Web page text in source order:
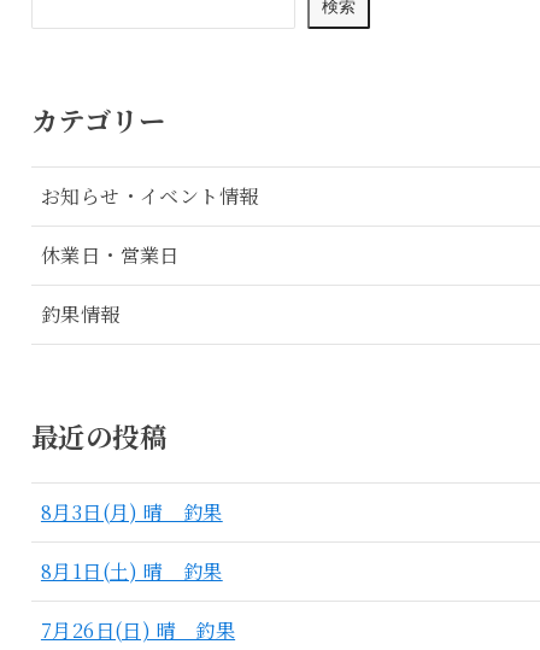
検索
カテゴリー
お知らせ・イベント情報
休業日・営業日
釣果情報
最近の投稿
8月3日(月) 晴 釣果
8月1日(土) 晴 釣果
7月26日(日) 晴 釣果